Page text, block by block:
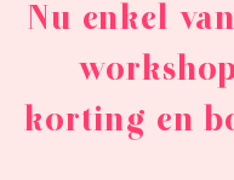
Nu enkel
korting en